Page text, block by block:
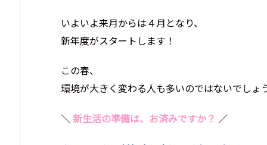
いよいよ来月からは４月となり、
新年度がスタートします！
この春、
環境が大きく変わる人も多いのではないでしょ
＼ 新生活の準備は、お済みですか？ ／